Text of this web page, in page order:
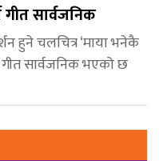
गीत सार्वजनिक
हुने चलचित्र ‘माया भनेकै
गीत सार्वजनिक भएको छ